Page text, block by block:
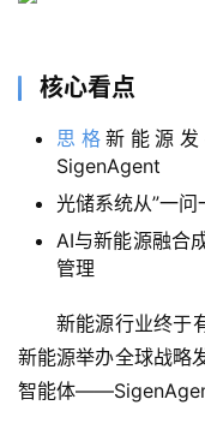
核心看点
思格新能源
SigenAgent
光储系统从”一问
AI与新能源融合
管理
新能源行业终于
新能源举办全球战略
智能体